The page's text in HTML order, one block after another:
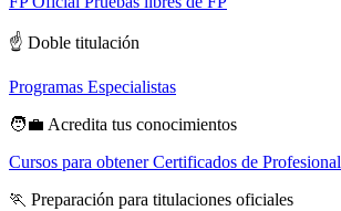
☝️ Doble titulación
Programas Especialistas
🧑‍💼 Acredita tus conocimientos
Cursos para obtener Certificados de
🏃 Preparación para titulaciones oficiales